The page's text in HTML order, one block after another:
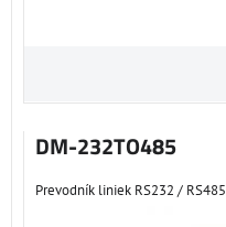
DM-232TO485
Prevodník liniek RS232 / RS485